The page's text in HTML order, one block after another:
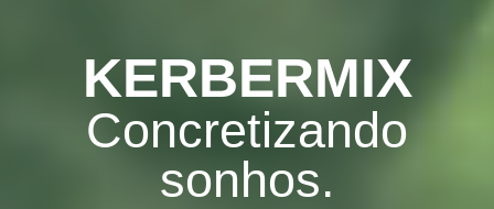
KERBERMIX
Concretizando
sonhos.